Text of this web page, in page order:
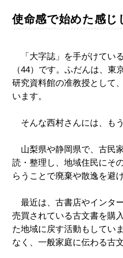
使命感で始めた感じ
「大字誌」を手がけてい
（44）です。ふだんは、東
研究資料館の准教授として
います。
そんな西村さんには、も
山梨県や静岡県で、古民
読・整理し、地域住民にそ
らうことで廃棄や散逸を避
最近は、古書店やインタ
売買されている古文書を購
た地域に戻す活動もしてい
なく、一般家庭に伝わる古